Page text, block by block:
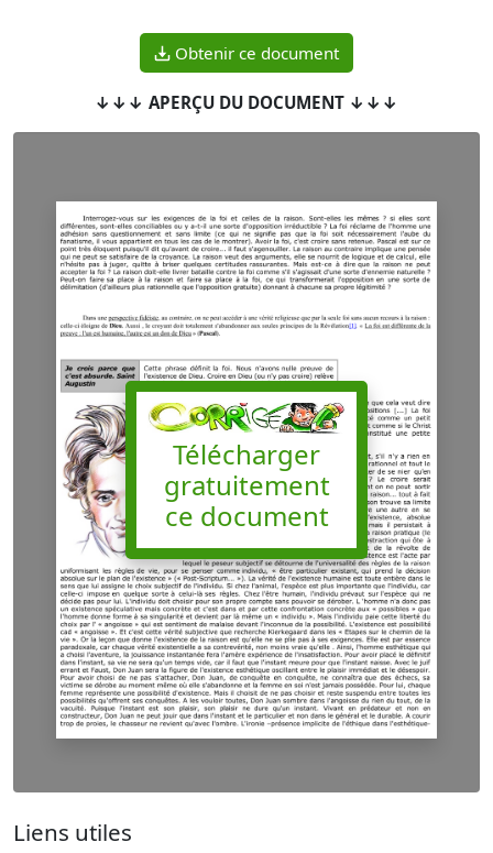
Obtenir ce document
↓↓↓ APERÇU DU DOCUMENT ↓↓↓
Télécharger
gratuitement
ce document
Liens utiles